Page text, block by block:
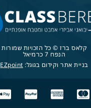
קלאס ברז © כל הזכויות שמורות
הנפח 7 כרמיאל
בניית אתר וקידום בגוגל: EZpoint